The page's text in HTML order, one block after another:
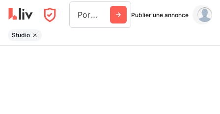
Port Moody Publier une annonce
Studio